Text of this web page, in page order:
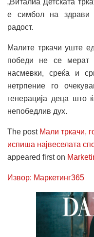
е симбол на здрави
радост.
Малите тркачи уште
победи не се мерат
насмевки, среќа и
нетрпение го
генерација деца што
непобедлив дух.
The post Мали тркачи,
испиша највеселата
appeared first on
Извор: Маркетинг365